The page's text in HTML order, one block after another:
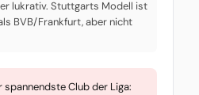
lukrativ. Stuttgarts Modell ist
BVB/Frankfurt, aber nicht
Club der Liga: